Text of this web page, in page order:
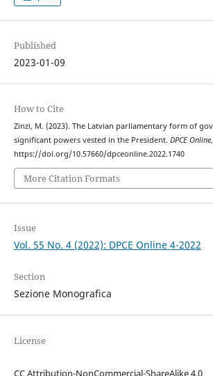
Published
2023-01-09
How to Cite
Zinzi, M. (2023). The Latvian parliamentary form of
significant powers vested in the President. DPCE Online,
https://doi.org/10.57660/dpceonline.2022.1740
More Citation Formats
Issue
Vol. 55 No. 4 (2022): DPCE Online 4-2022
Section
Sezione Monografica
License
CC Attribution-NonCommercial-ShareAlike 4.0